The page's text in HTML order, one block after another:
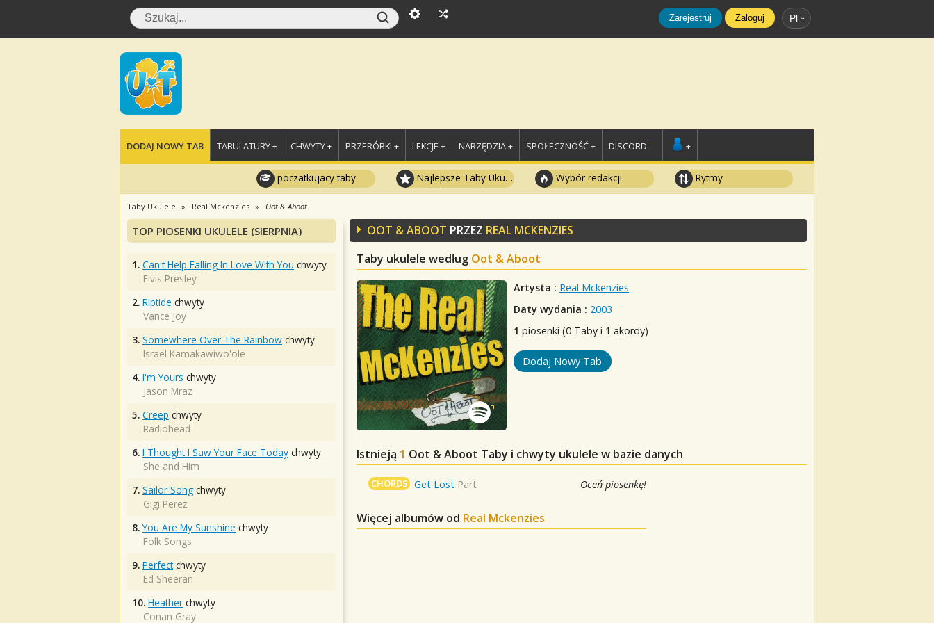
Zarejestruj Zaloguj Pl
DODAJ NOWY TAB TABULATURY + CHWYTY + PRZERÓBKI + LEKCJE + NARZĘDZIA + SPOŁECZNOŚĆ + DISCORD +
poczatkujacy taby Najlepsze Taby Ukulele Wybór redakcji Rytmy
Taby Ukulele Real Mckenzies Oot & Aboot
OOT & ABOOT PRZEZ REAL MCKENZIES
Taby ukulele według Oot & Aboot
Artysta : Real Mckenzies
Daty wydania : 2003
1 piosenki (0 Taby i 1 akordy)
Dodaj Nowy Tab
Istnieją 1 Oot & Aboot Taby i chwyty ukulele w bazie danych
CHORDS Get Lost Part Oceń piosenkę!
Więcej albumów od Real Mckenzies
TOP PIOSENKI UKULELE (SIERPNIA)
1. Can't Help Falling In Love With You chwyty
Elvis Presley
2. Riptide chwyty
Vance Joy
3. Somewhere Over The Rainbow chwyty
Israel Kamakawiwo'ole
4. I'm Yours chwyty
Jason Mraz
5. Creep chwyty
Radiohead
6. I Thought I Saw Your Face Today chwyty
She and Him
7. Sailor Song chwyty
Gigi Perez
8. You Are My Sunshine chwyty
Folk Songs
9. Perfectchwyty
Ed Sheeran
10. Heather chwyty
Conan Gray